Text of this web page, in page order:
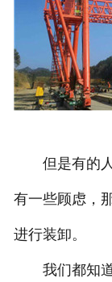
但是有的人
有一些顾虑，
进行装卸。
我们都知道